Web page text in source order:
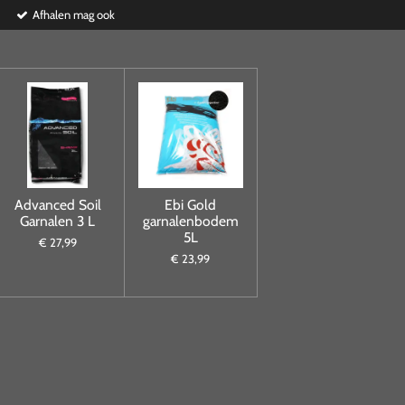
Afhalen mag ook
Advanced Soil
Garnalen 3 L
€ 27,99
Ebi Gold
garnalenbodem
5L
€ 23,99